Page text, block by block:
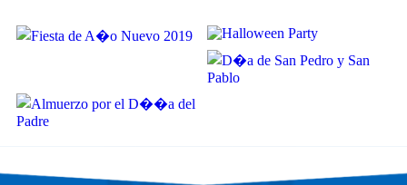
2018
FIESTA DE AÑO NUEVO
2018